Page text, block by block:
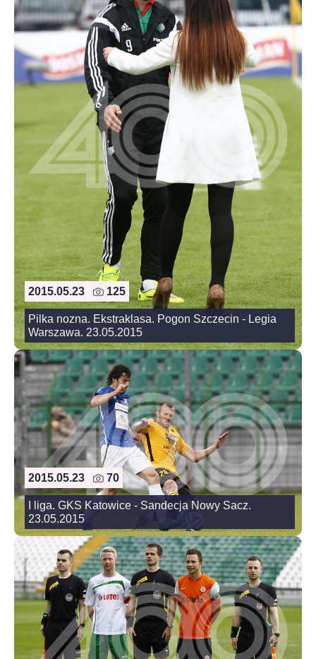
2015.05.23 125
Pilka nozna. Ekstraklasa. Pogon Szczecin - Legia
Warszawa. 23.05.2015
2015.05.23 70
I liga. GKS Katowice - Sandecja Nowy Sacz.
23.05.2015